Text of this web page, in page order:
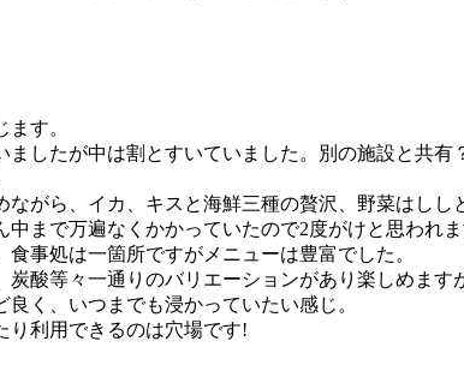
す。
したが中は割とすいていました。別の施設と共有
がら、イカ、キスと海鮮三種の贅沢、野菜はしし
まで万遍なくかかっていたので2度がけと思われま
事処は一箇所ですがメニューは豊富でした。
酸等々一通りのバリエーションがあり楽しめます
く、いつまでも浸かっていたい感じ。
り利用できるのは穴場です!